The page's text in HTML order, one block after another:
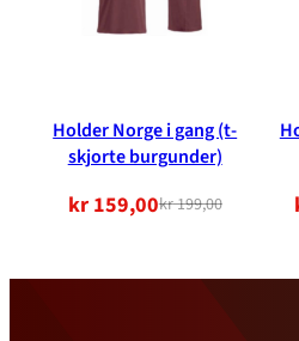
Holder Norge i gang (t-
skjorte burgunder)
kr199,00
Opprinnelig
var:
kr159,00Nåværende
er: